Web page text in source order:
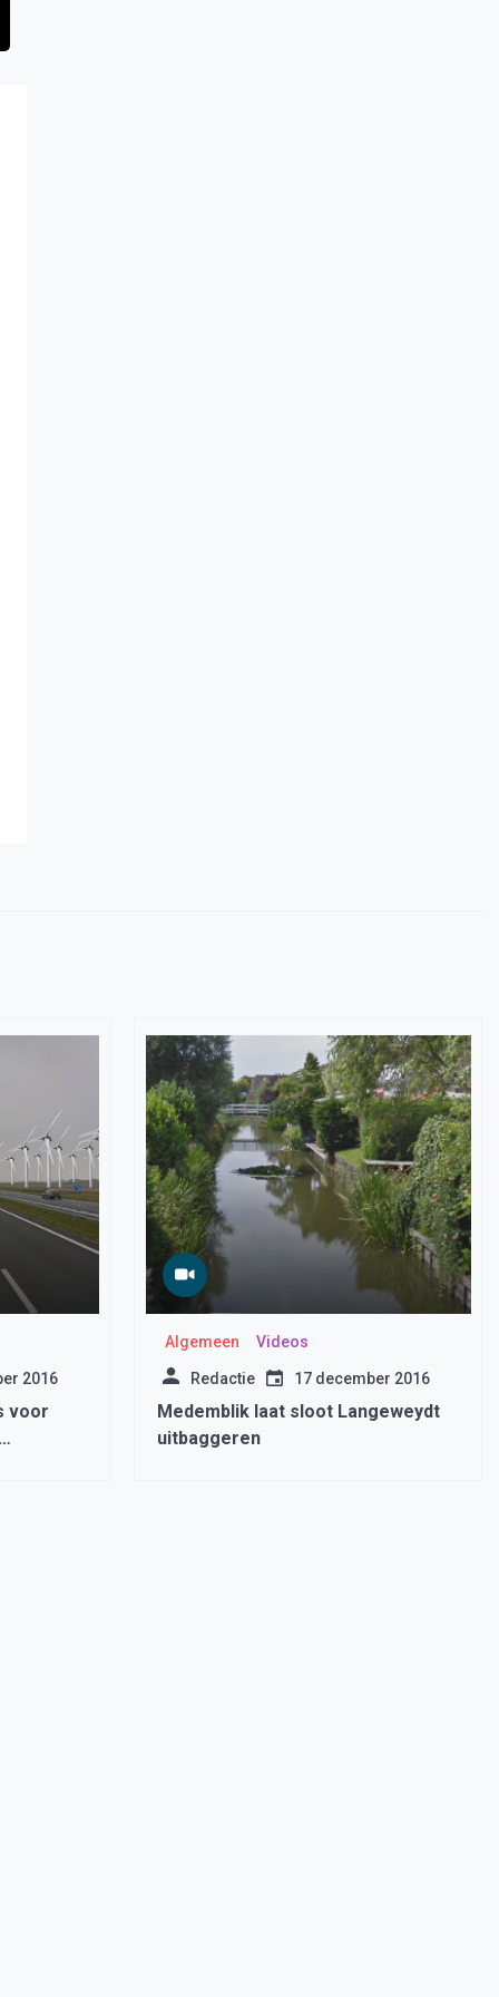
2016
voor
Algemeen Videos
Redactie 17 december 2016
Medemblik laat sloot Langeweydt
uitbaggeren